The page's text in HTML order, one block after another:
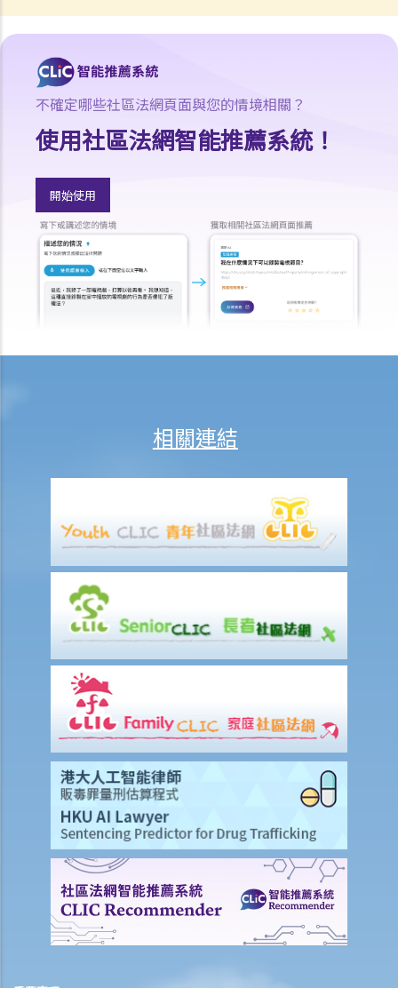
11. 審訊前的覆核
就人身傷害提出申索，是否存在時限？
就人身傷害提出申索，會取得多少賠償？
涉及非致命意外的申索
若我因人身傷害提出申索，可否申請法律援助？
法律援助
法律援助輔助計劃
香港律師會大埔火災緊急免費法律諮詢熱線
切勿尋求索償代理協助處理申索
逝者家屬
我的家人在意外中身亡。我可否代表死者展開人身傷亡訴訟？在控告犯
損害賠償陳述書
怎樣才算是因工及在僱用期間遭遇意外（簡稱工傷意外）？
在甚麼情況下，僱主不需要為其僱員的工傷負上賠償責任？
賠償項目
我的配偶在工作時因意外而死亡，我或我的家人可獲哪些賠償？
我在工作時因遇到意外而受傷及導致傷殘，我或我的家人可獲哪些賠
除上述的賠償外，我可否就工傷而獲得其他賠償（例如醫藥費）？
工傷或有關意外之報告
僱主向勞工處報告與工作有關的意外之時限是多久？
僱員可否向勞工處報告與工作有關的意外？
其他有關工傷的事項
如何安排支付工傷賠償？
若然我不能與僱主和平地解決工傷賠償問題，將案件呈交法院的時限是
若然我對條例所給予的補償感到不滿，或者我認為僱主忽略了應有的安
全措施，我可否進一步提出申索？
不確定哪些社區法網頁面與您的情境相關？
使用社區法網智能推薦系統！
開始使用
相關連結